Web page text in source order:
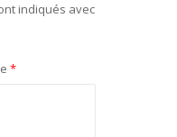
indiqués avec
*